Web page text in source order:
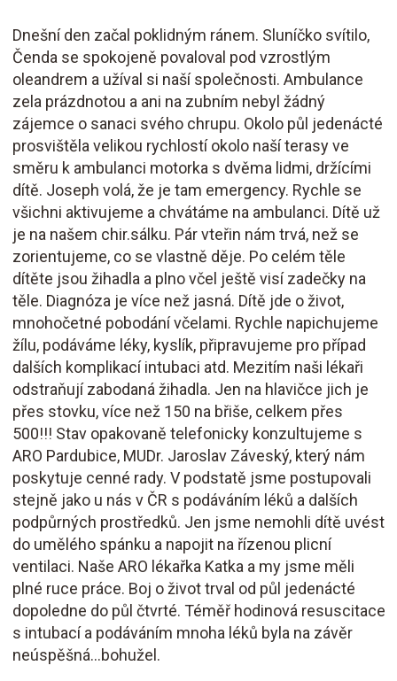
Dnešní den začal poklidným ránem. Sluníčko svítilo,
Čenda se spokojeně povaloval pod vzrostlým
oleandrem a užíval si naší společnosti. Ambulance
zela prázdnotou a ani na zubním nebyl žádný
zájemce o sanaci svého chrupu. Okolo půl jedenácté
prosvištěla velikou rychlostí okolo naší terasy ve
směru k ambulanci motorka s dvěma lidmi, držícími
dítě. Joseph volá, že je tam emergency. Rychle se
všichni aktivujeme a chvátáme na ambulanci. Dítě už
je na našem chir.sálku. Pár vteřin nám trvá, než se
zorientujeme, co se vlastně děje. Po celém těle
dítěte jsou žihadla a plno včel ještě visí zadečky na
těle. Diagnóza je více než jasná. Dítě jde o život,
mnohočetné pobodání včelami. Rychle napichujeme
žílu, podáváme léky, kyslík, připravujeme pro případ
dalších komplikací intubaci atd. Mezitím naši lékaři
odstraňují zabodaná žihadla. Jen na hlavičce jich je
přes stovku, více než 150 na břiše, celkem přes
500!!! Stav opakovaně telefonicky konzultujeme s
ARO Pardubice, MUDr. Jaroslav Záveský, který nám
poskytuje cenné rady. V podstatě jsme postupovali
stejně jako u nás v ČR s podáváním léků a dalších
podpůrných prostředků. Jen jsme nemohli dítě uvést
do umělého spánku a napojit na řízenou plicní
ventilaci. Naše ARO lékařka Katka a my jsme měli
plné ruce práce. Boj o život trval od půl jedenácté
dopoledne do půl čtvrté. Téměř hodinová resuscitace
s intubací a podáváním mnoha léků byla na závěr
neúspěšná...bohužel.